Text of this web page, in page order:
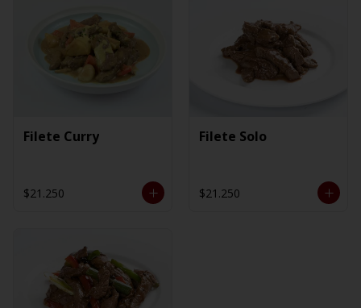
Filete Curry
$21.250
Filete Solo
$21.250